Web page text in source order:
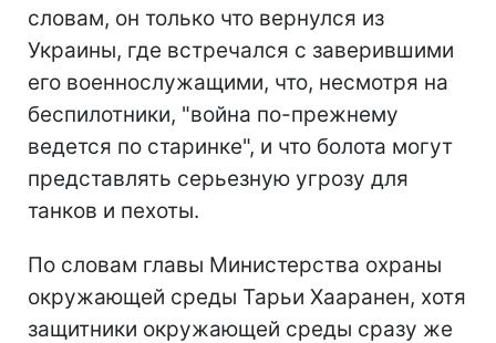
словам, он только что вернулся из
Украины, где встречался с заверившими
его военнослужащими, что, несмотря на
беспилотники, "война по-прежнему
ведется по старинке", и что болота могут
представлять серьезную угрозу для
танков и пехоты.
По словам главы Министерства охраны
окружающей среды Тарьи Хааранен, хотя
защитники окружающей среды сразу же